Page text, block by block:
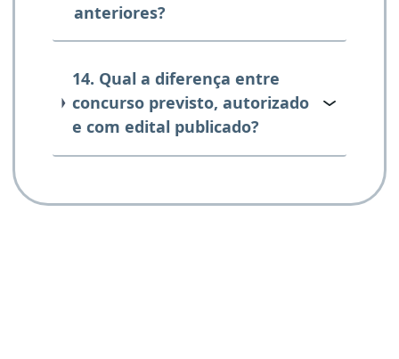
anteriores?
14. Qual a diferença entre
concurso previsto, autorizado
e com edital publicado?